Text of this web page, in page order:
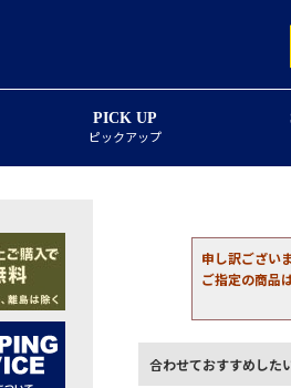
PICK UP
ピックアップ
申し訳ござい
ご指定の商品
合わせておすすめした